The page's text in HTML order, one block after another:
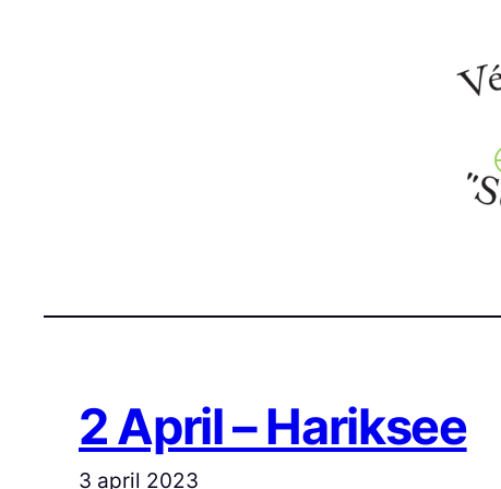
2 April – Hariksee
3 april 2023